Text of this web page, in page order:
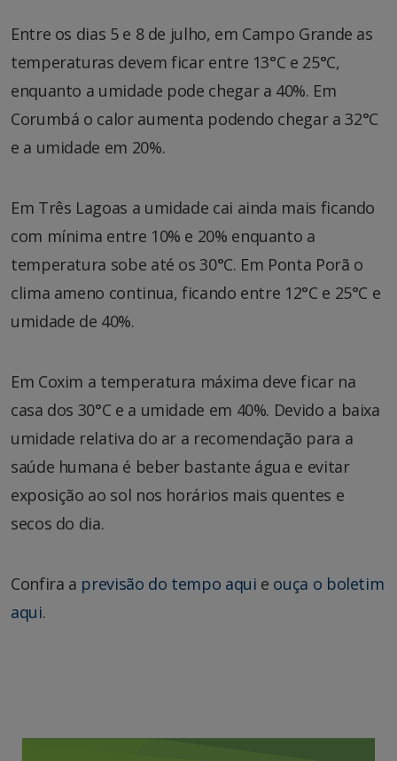
Entre os dias 5 e 8 de julho, em Campo Grande as
temperaturas devem ficar entre 13°C e 25°C,
enquanto a umidade pode chegar a 40%. Em
Corumbá o calor aumenta podendo chegar a 32°C
e a umidade em 20%.
Em Três Lagoas a umidade cai ainda mais ficando
com mínima entre 10% e 20% enquanto a
temperatura sobe até os 30°C. Em Ponta Porã o
clima ameno continua, ficando entre 12°C e 25°C e
umidade de 40%.
Em Coxim a temperatura máxima deve ficar na
casa dos 30°C e a umidade em 40%. Devido a baixa
umidade relativa do ar a recomendação para a
saúde humana é beber bastante água e evitar
exposição ao sol nos horários mais quentes e
secos do dia.
Confira a previsão do tempo aqui e ouça o boletim
aqui.